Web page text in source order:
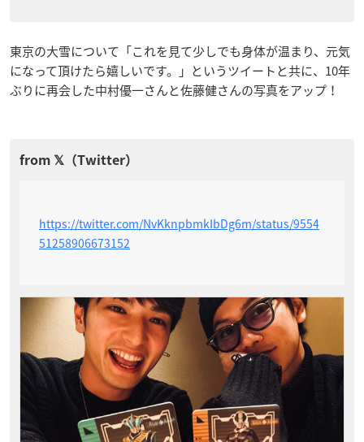
東京の大雪について「これを見て少しでも身体が温まり、元気
になって頂けたら嬉しいです。」というツイートと共に、10年
ぶりに再会した中村優一さんと佐藤健さんの写真をアップ！
https://twitter.com/NvKknpbmkIbDg6m/status/9554
51258906673152